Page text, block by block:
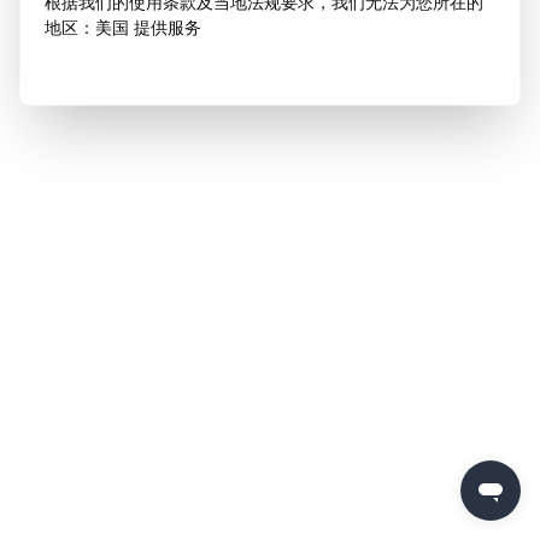
地区：美国 提供服务